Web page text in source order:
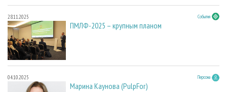
28.11.2025 События
ПМЛФ-2025 – крупным планом
04.10.2025 Персона
Марина Каунова (PulpFor)